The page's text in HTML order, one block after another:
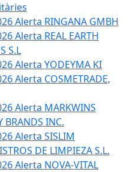
Alerta RINGANA GMBH
Alerta REAL EARTH
S.L
Alerta YODEYMA KI
Alerta COSMETRADE,
Alerta MARKWINS
BRANDS INC.
Alerta SISLIM
DE LIMPIEZA S.L.
Alerta NOVA-VITAL